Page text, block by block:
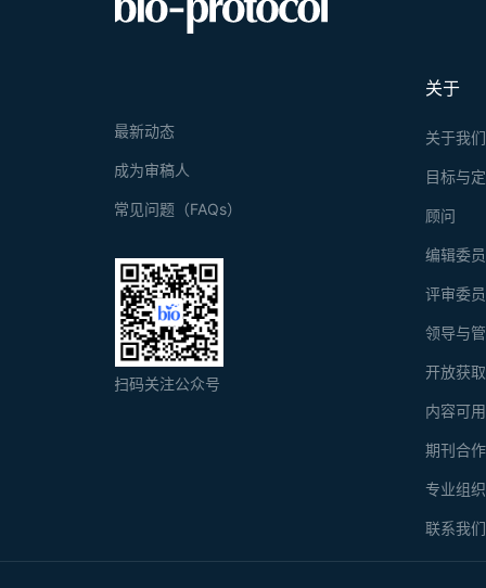
关于
关于我们
目标与
顾问
编辑委
评审委
领导与
开放获
内容可
期刊合
专业组
联系我们
最新动态
成为审稿人
常见问题（FAQs）
扫码关注公众号